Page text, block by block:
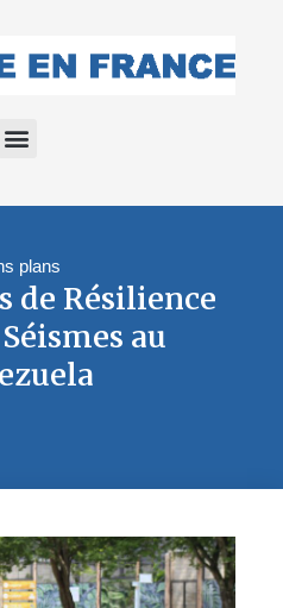
plans
de Résilience
au